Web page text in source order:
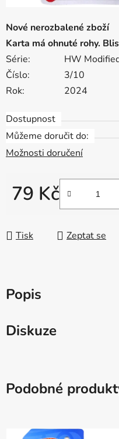
Nové nerozbalené zboží
Karta má ohnuté rohy.
Série:
HW
Číslo:
3/10
Rok:
2024
Dostupnost
Můžeme doručit do:
Možnosti doručení
79 Kč
Měrná cena:
Tisk Zeptat se
Popis
Diskuze
Podobné